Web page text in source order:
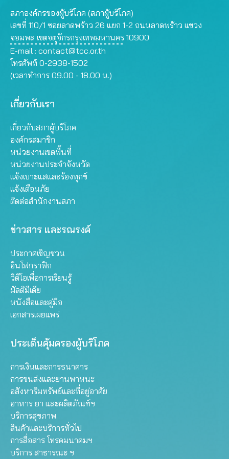
สภาองค์กรของผู้บริโภค (สภาผู้บริโภค)
เลขที่ 110/1 ซอยลาดพร้าว 26 แยก 1-2 ถนนลาดพร้าว แขวง
จอมพล เขตจตุจักรกรุงเทพมหานคร 10900
E-mail : contact@tcc.or.th
โทรศัพท์ 0-2938-1502
(เวลาทำการ 09.00 - 18.00 น.)
เกี่ยวกับเรา
เกี่ยวกับสภาผู้บริโภค
องค์กรสมาชิก
หน่วยงานเขตพื้นที่
หน่วยงานประจำจังหวัด
แจ้งเบาะแสและร้องทุกข์
แจ้งเตือนภัย
ติดต่อสำนักงานสภา
ข่าวสาร และรณรงค์
ประกาศเชิญชวน
อินโฟกราฟิก
วิดีโอเพื่อการเรียนรู้
มัลติมีเดีย
หนังสือและคู่มือ
เอกสารเผยแพร่
ประเด็นคุ้มครองผู้บริโภค
การเงินและการธนาคาร
การขนส่งและยานพาหนะ
อสังหาริมทรัพย์และที่อยู่อาศัย
อาหาร ยา และผลิตภัณฑ์ฯ
บริการสุขภาพ
สินค้าและบริการทั่วไป
การสื่อสาร โทรคมนาคมฯ
บริการ สาธารณะ ฯ